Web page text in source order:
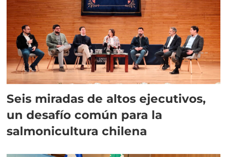
Seis miradas de altos ejecutivos,
un desafío común para la
salmonicultura chilena